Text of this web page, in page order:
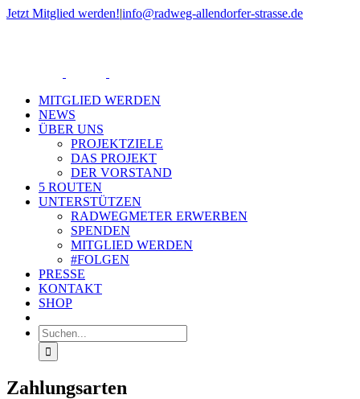
Zum
Jetzt Mitglied werden!|info@radweg-allendorfer-strasse.de
MITGLIED WERDEN
NEWS
ÜBER UNS
PROJEKTZIELE
DAS PROJEKT
DER VORSTAND
5 ROUTEN
UNTERSTÜTZEN
RADWEGMETER ERWERBEN
SPENDEN
MITGLIED WERDEN
#FOLGEN
PRESSE
KONTAKT
SHOP
Suche
nach:
Zahlungsarten